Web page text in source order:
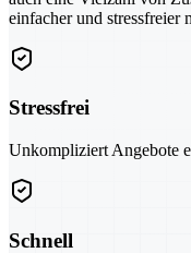
einfacher und stressfreier
Stressfrei
Unkompliziert Angebote
Schnell